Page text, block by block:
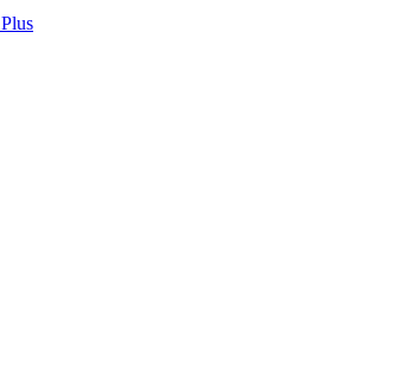
Plus